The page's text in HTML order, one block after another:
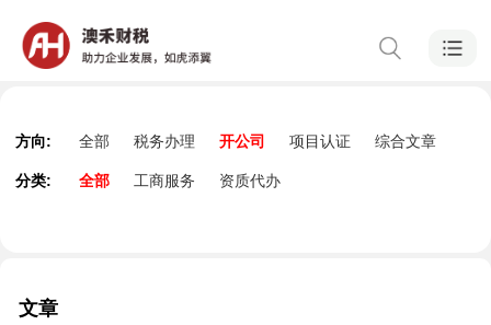
方向: 全部 税务办理 开公司 项目认证 综合文章
分类: 全部 工商服务 资质代办
文章